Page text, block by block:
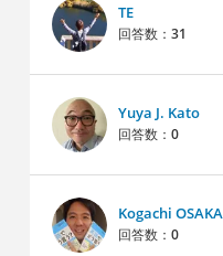
TE
回答数： 31
Yuya J. Kato
回答数： 0
Kogachi OSAKA
回答数： 0